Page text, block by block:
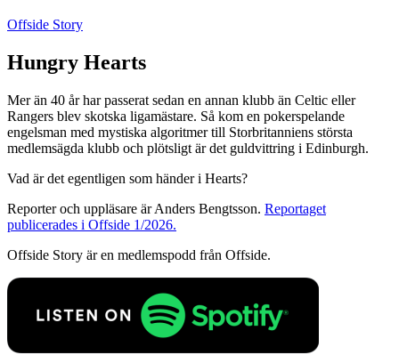
Offside Story
Hungry Hearts
Mer än 40 år har passerat sedan en annan klubb än Celtic eller
Rangers blev skotska ligamästare. Så kom en pokerspelande
engelsman med mystiska algoritmer till Storbritanniens största
medlemsägda klubb och plötsligt är det guldvittring i Edinburgh.
Vad är det egentligen som händer i Hearts?
Reporter och uppläsare är Anders Bengtsson. Reportaget
publicerades i Offside 1/2026.
Offside Story är en medlemspodd från Offside.